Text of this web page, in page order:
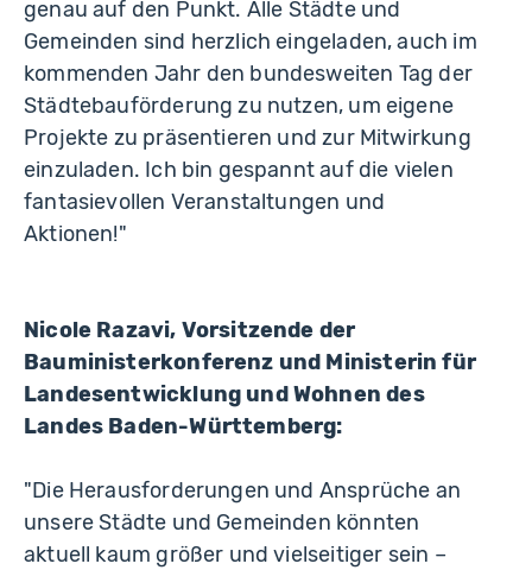
genau auf den Punkt. Alle Städte und
Gemeinden sind herzlich eingeladen, auch im
kommenden Jahr den bundesweiten Tag der
Städtebauförderung zu nutzen, um eigene
Projekte zu präsentieren und zur Mitwirkung
einzuladen. Ich bin gespannt auf die vielen
fantasievollen Veranstaltungen und
Aktionen!"
Nicole Razavi, Vorsitzende der
Bauministerkonferenz und Ministerin für
Landesentwicklung und Wohnen des
Landes Baden-Württemberg:
"Die Herausforderungen und Ansprüche an
unsere Städte und Gemeinden könnten
aktuell kaum größer und vielseitiger sein –